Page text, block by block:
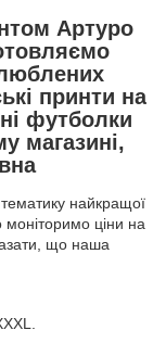
Артуро
принти на
футболки
магазині,
найкращої
ціни на
що наша